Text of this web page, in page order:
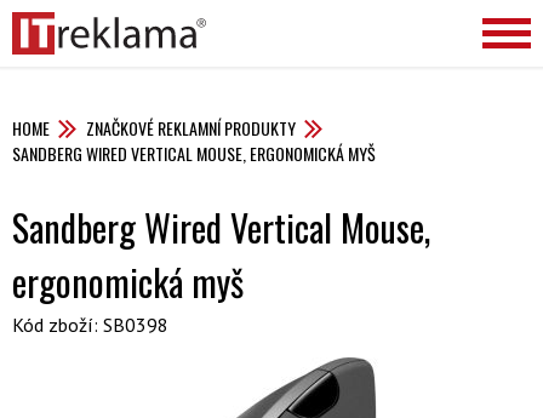
HOME
ZNAČKOVÉ REKLAMNÍ PRODUKTY
SANDBERG WIRED VERTICAL MOUSE, ERGONOMICKÁ MYŠ
Sandberg Wired Vertical Mouse,
ergonomická myš
Kód zboží: SB0398